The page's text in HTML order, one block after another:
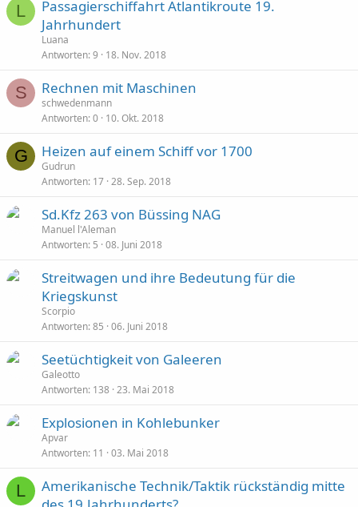
L
Passagierschiffahrt Atlantikroute 19.
Jahrhundert
Luana
Antworten 9 18. Nov. 2018
S Rechnen mit Maschinen
schwedenmann
Antworten 0 10. Okt. 2018
G Heizen auf einem Schiff vor 1700
Gudrun
Antworten 17 28. Sep. 2018
Sd.Kfz 263 von Büssing NAG
Manuel l'Aleman
Antworten 5 08. Juni 2018
Streitwagen und ihre Bedeutung für die
Kriegskunst
Scorpio
Antworten 85 06. Juni 2018
Seetüchtigkeit von Galeeren
Galeotto
Antworten 138 23. Mai 2018
Explosionen in Kohlebunker
Apvar
Antworten 11 03. Mai 2018
L
Amerikanische Technik/Taktik rückständig mitte